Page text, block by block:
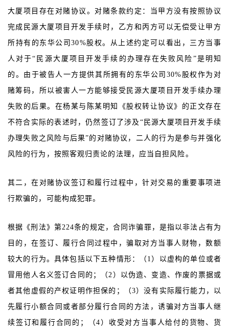
大厦项目存在对赌协议。对赌条款约定：当甲方没有按照协议
完成民源大厦项目开发手续时，乙方和丙方可以无偿受让甲方
所持有的东华公司30%股权。从上述约定可以看出，三方当事
人对于“民源大厦项目开发手续的办理存在失败风险”是明知
的。由于被告人一方提供其所拥有的东华公司30%股权作为对
赌筹码，所以被害人一方能够接受民源大厦项目开发手续办理
失败的后果。在杨某与陈某明知《股权转让协议》的正文存在
不符合实际的表述时，仍然签订了涉及“民源大厦项目开发手续
办理失败之风险与后果”的对赌协议，二人的行为是参与并强化
风险的行为，按照客观归责论的法理，应当自担风险。
其二，在对赌协议签订和履行过程中，针对交易的重要事项进
行欺骗的，可能构成犯罪。
根据《刑法》第224条的规定，合同诈骗罪，是指以非法占有为
目的，在签订、履行合同过程中，骗取对方当事人财物，数额
较大的行为。具体包括以下五种情形：（1）以虚构的单位或者
冒用他人名义签订合同的；（2）以伪造、变造、作废的票据或
者其他虚假的产权证明作担保的；（3）没有实际履行能力，以
先履行小额合同或者部分履行合同的方法，诱骗对方当事人继
续签订和履行合同的；（4）收受对方当事人给付的货物、货